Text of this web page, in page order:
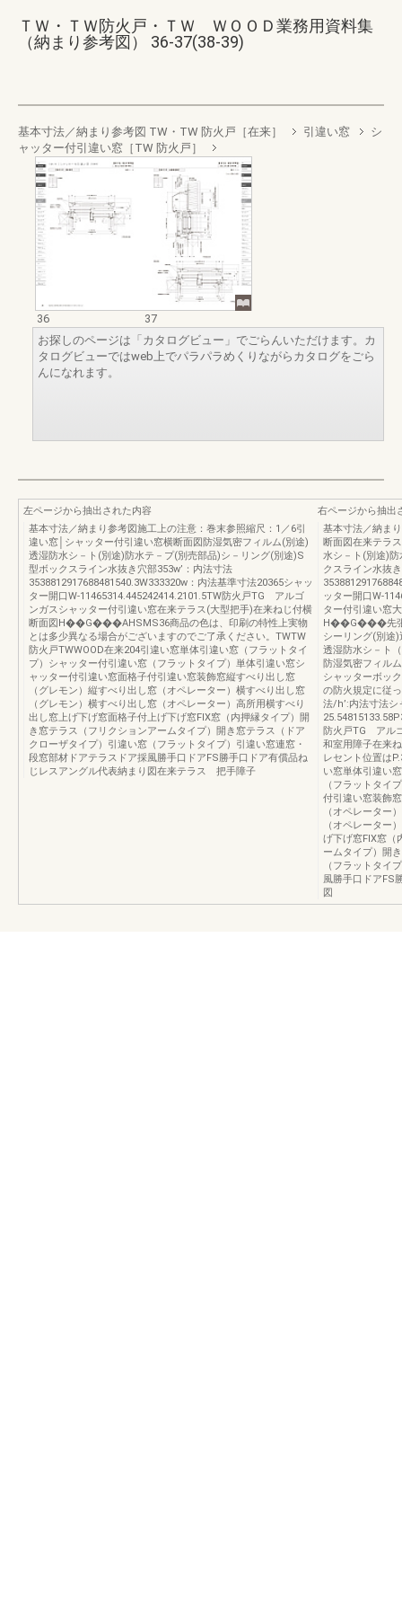
ＴＷ・ＴＷ防火戸・ＴＷ ＷＯＯＤ業務用資料集
（納まり参考図） 36-37(38-39)
基本寸法／納まり参考図 TW・TW 防火戸［在来］ 引違い窓
シ
ャッター付引違い窓［TW 防火戸］
36
37
お探しのページは「カタログビュー」でごらんいただけます。カ
タログビューではweb上でパラパラめくりながらカタログをごら
んになれます。
左ページから抽出された内容
基本寸法／納まり参考図施工上の注意：巻末参照縮尺：1／6引
違い窓│シャッター付引違い窓横断面図防湿気密フィルム(別途)
透湿防水シ－ト(別途)防水テ－プ(別売部品)シ－リング(別途)S
型ボックスライン水抜き穴部353w’：内法寸法
3538812917688481540.3W333320w：内法基準寸法20365シャッ
ター開口W-11465314.445242414.2101.5TW防火戸TG アルゴ
ンガスシャッター付引違い窓在来テラス(大型把手)在来ねじ付横
断面図H��G���AHSMS36商品の色は、印刷の特性上実物
とは多少異なる場合がございますのでご了承ください。TWTW
防火戸TWWOOD在来204引違い窓単体引違い窓（フラットタイ
プ）シャッター付引違い窓（フラットタイプ）単体引違い窓シ
ャッター付引違い窓面格子付引違い窓装飾窓縦すべり出し窓
（グレモン）縦すべり出し窓（オペレーター）横すべり出し窓
（グレモン）横すべり出し窓（オペレーター）高所用横すべり
出し窓上げ下げ窓面格子付上げ下げ窓FIX窓（内押縁タイプ）開
き窓テラス（フリクションアームタイプ）開き窓テラス（ドア
クローザタイプ）引違い窓（フラットタイプ）引違い窓連窓・
段窓部材ドアテラスドア採風勝手口ドアFS勝手口ドア有償品ね
じレスアングル代表納まり図在来テラス 把手障子
右ページから抽出
基本寸法／納ま
断面図在来テラ
水シ－ト(別途)
クスライン水抜
ッター開口W-
ター付引違い窓
H��G���先張
シーリング(別途
透湿防水シ－ト
防湿気密フィル
シャッターボッ
の防火規定に従
法/h’:内法寸法
防火戸TG アル
和室用障子在来
レセント位置は
い窓単体引違い
（フラットタイ
付引違い窓装飾
（オペレーター
（オペレーター
げ下げ窓FIX窓（
ームタイプ）開
（フラットタイ
風勝手口ドアFS
図